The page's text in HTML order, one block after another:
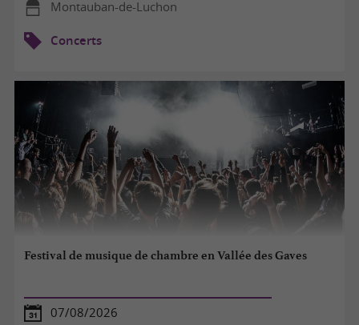
Montauban-de-Luchon
Concerts
Festival de musique de chambre en Vallée des Gaves
07/08/2026